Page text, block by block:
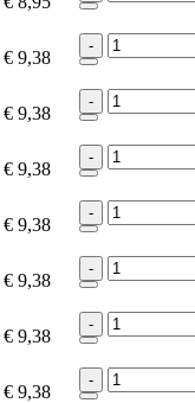
€ 9,38
-
€ 9,38
-
€ 9,38
-
€ 9,38
-
€ 9,38
-
€ 9,38
-
€ 9,38
-